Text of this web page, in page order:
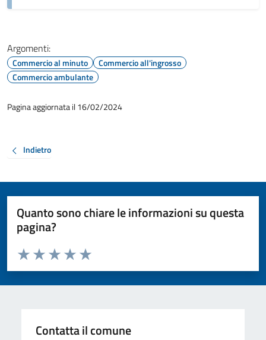
Argomenti:
Commercio al minuto
Commercio all'ingrosso
Commercio ambulante
Pagina aggiornata il 16/02/2024
Indietro
Quanto sono chiare le informazioni su questa
pagina?
Valuta da 1 a 5 stelle la pagina
Valuta 5 stelle su 5
Valuta 4 stelle su 5
Valuta 3 stelle su 5
Valuta 2 stelle su 5
Valuta 1 stelle su 5
Contatta il comune